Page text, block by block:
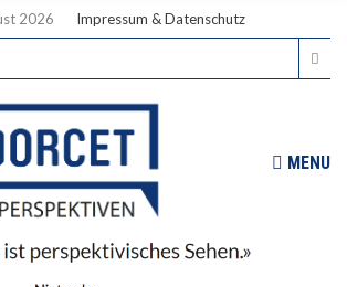
2026 Impressum & Datenschutz
MENU